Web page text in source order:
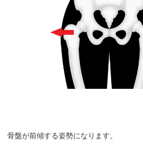
骨盤が前傾する姿勢になります。